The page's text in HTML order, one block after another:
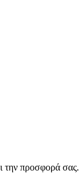
προσφορά σας.